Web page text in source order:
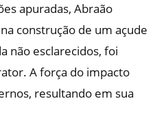
apuradas, Abraão
construção de um açude
não esclarecidos, foi
A força do impacto
resultando em sua